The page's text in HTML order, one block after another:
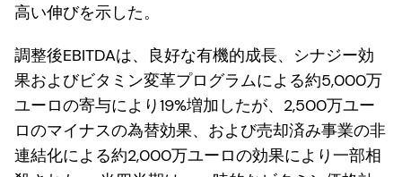
高い伸びを示した。
調整後EBITDAは、良好な有機的成長、シナジー効
果およびビタミン変革プログラムによる約5,000万
ユーロの寄与により19%増加したが、2,500万ユー
ロのマイナスの為替効果、および売却済み事業の非
連結化による約2,000万ユーロの効果により一部相